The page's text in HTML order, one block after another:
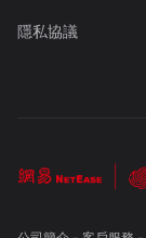
隱私協議